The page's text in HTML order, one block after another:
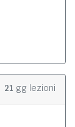
21 gg lezioni